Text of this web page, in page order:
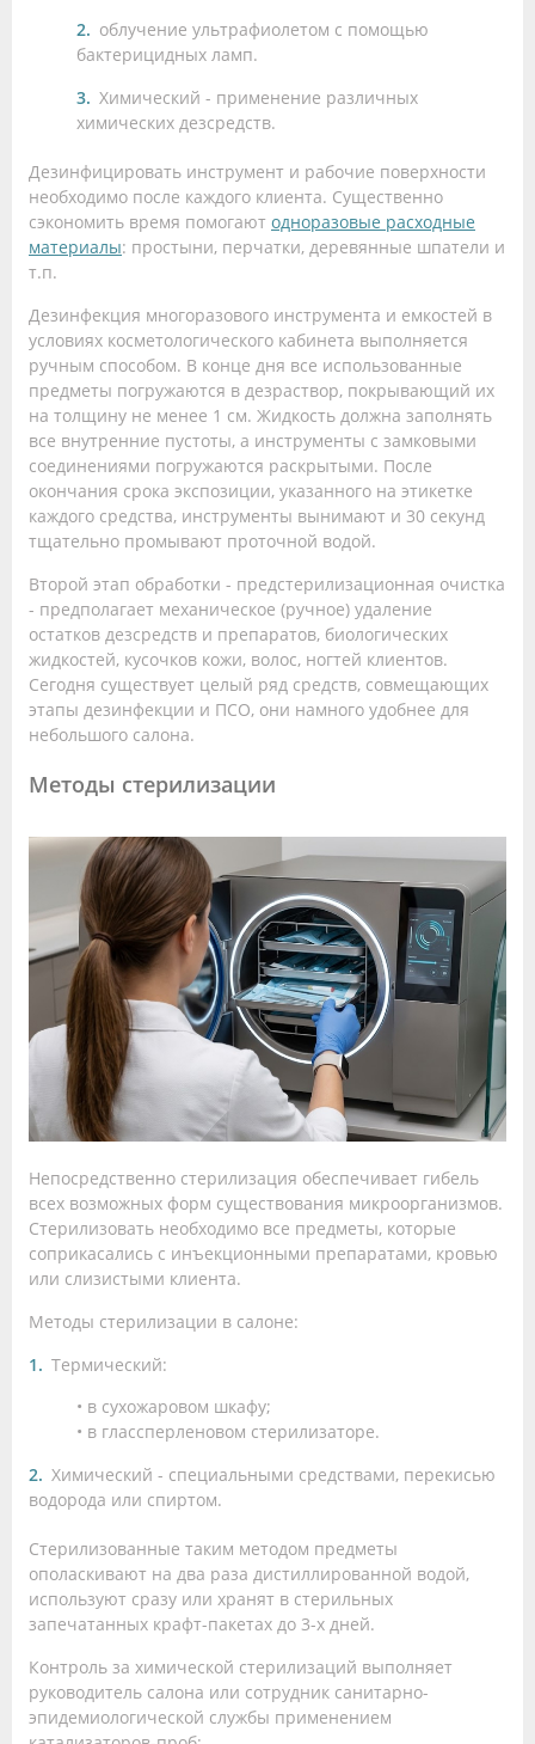
облучение ультрафиолетом с помощью
бактерицидных ламп.
Химический - применение различных
химических дезсредств.
Дезинфицировать инструмент и рабочие поверхности
необходимо после каждого клиента. Существенно
сэкономить время помогают одноразовые расходные
материалы: простыни, перчатки, деревянные шпатели и
т.п.
Дезинфекция многоразового инструмента и емкостей в
условиях косметологического кабинета выполняется
ручным способом. В конце дня все использованные
предметы погружаются в дезраствор, покрывающий их
на толщину не менее 1 см. Жидкость должна заполнять
все внутренние пустоты, а инструменты с замковыми
соединениями погружаются раскрытыми. После
окончания срока экспозиции, указанного на этикетке
каждого средства, инструменты вынимают и 30 секунд
тщательно промывают проточной водой.
Второй этап обработки - предстерилизационная очистка
- предполагает механическое (ручное) удаление
остатков дезсредств и препаратов, биологических
жидкостей, кусочков кожи, волос, ногтей клиентов.
Сегодня существует целый ряд средств, совмещающих
этапы дезинфекции и ПСО, они намного удобнее для
небольшого салона.
Методы стерилизации
Непосредственно стерилизация обеспечивает гибель
всех возможных форм существования микроорганизмов.
Стерилизовать необходимо все предметы, которые
соприкасались с инъекционными препаратами, кровью
или слизистыми клиента.
Методы стерилизации в салоне:
Термический:
• в сухожаровом шкафу;
• в глассперленовом стерилизаторе.
Химический - специальными средствами, перекисью
водорода или спиртом.
Стерилизованные таким методом предметы
ополаскивают на два раза дистиллированной водой,
используют сразу или хранят в стерильных
запечатанных крафт-пакетах до 3-х дней.
Контроль за химической стерилизаций выполняет
руководитель салона или сотрудник санитарно-
эпидемиологической службы применением